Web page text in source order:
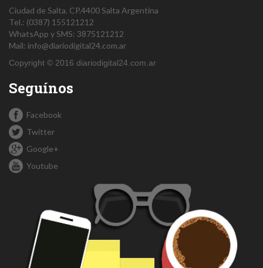
Ciudad de Salta. CP.4400Salta Argentina
Tel.: (0387) 155121212
WhatsApp y SMS: 3875121212
Mail: info@diariodigital24.com.ar
Copyright © 2016 diariodigital24.com.ar
Seguínos
Facebook
Twitter
Google+
Youtube